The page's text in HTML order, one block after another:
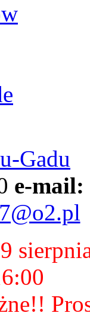
Gadu
e-mail: